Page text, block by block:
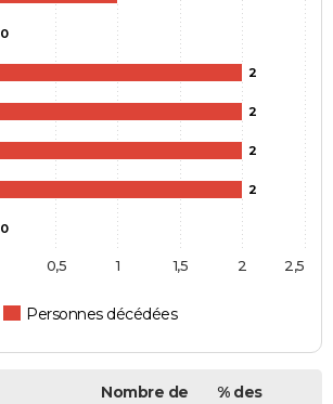
0
2
2
2
2
0
Personnes décédées
0,5 1 1,5 2 2,5
Nombre de
% des